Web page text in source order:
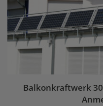
Balkonkraftwerk